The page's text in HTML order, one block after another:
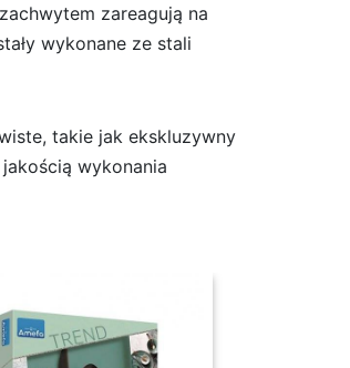
zareagują na
wykonane ze stali
takie jak ekskluzywny
wykonania